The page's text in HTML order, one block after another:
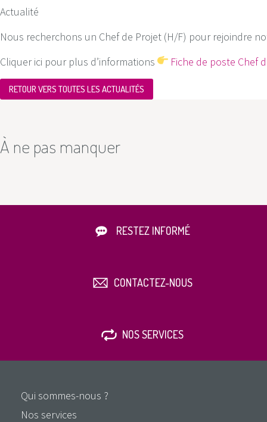
Actualité
Nous recherchons un Chef de Projet (H/F) pour rejoindre
Cliquer ici pour plus d’informations
Fiche de poste Chef
RETOUR VERS TOUTES LES ACTUALITÉS
À ne pas manquer
RESTEZ INFORMÉ
CONTACTEZ-NOUS
NOS SERVICES
Qui sommes-nous ?
Nos services